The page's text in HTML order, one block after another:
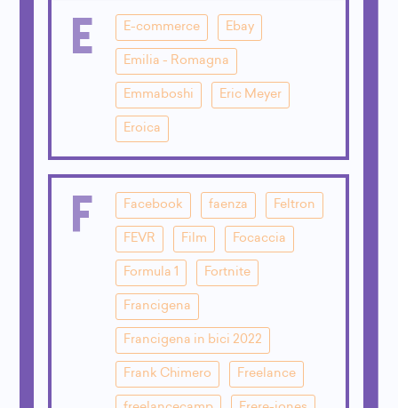
E E-commerce Ebay
Emilia - Romagna
Emmaboshi Eric Meyer
Eroica
F Facebook faenza Feltron
FEVR Film Focaccia
Formula 1 Fortnite
Francigena
Francigena in bici 2022
Frank Chimero Freelance